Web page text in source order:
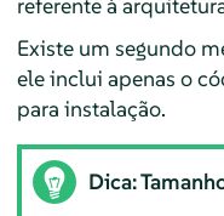
Existe um segundo
ele inclui apenas o
para instalação.
Dica: